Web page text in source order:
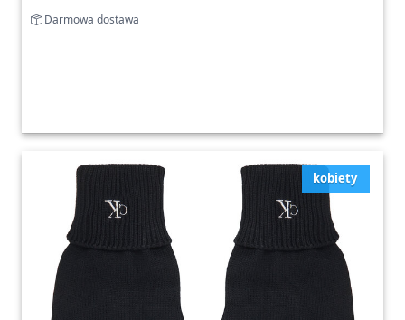
Darmowa dostawa
kobiety